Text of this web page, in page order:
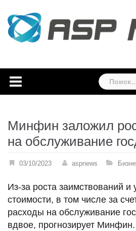
content
Найти:
Минфин заложил
на обслуживание
03/10/2023 aspnews
Из-за роста заимствований и
стоимости, в том числе за
расходы на обслуживание
вдвое, прогнозирует